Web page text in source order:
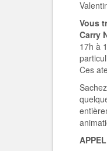
Vous
Carry
17h à
Ces